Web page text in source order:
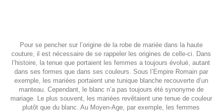
Pour se pencher sur l’origine de la robe de mariée dans la haute
couture, il est nécessaire de se rappeler les origines de celle-ci. Dans
l’histoire, la tenue que portaient les femmes a toujours évolué, autant
dans ses formes que dans ses couleurs. Sous l’Empire Romain par
exemple, les mariées portaient une tunique blanche recouverte d’un
manteau. Cependant, le blanc n’a pas toujours été synonyme de
mariage. Le plus souvent, les mariées revêtaient une tenue de couleur
plutôt que du blanc. Au Moyen-Age, par exemple, les femmes